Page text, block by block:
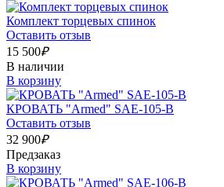
Комплект торцевых спинок
Оставить отзыв
15 500₽
В наличии
В корзину
КРОВАТЬ "Armed" SAE-105-B
Оставить отзыв
32 900₽
Предзаказ
В корзину